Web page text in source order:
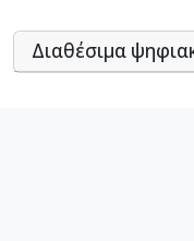
Διαθέσιμα